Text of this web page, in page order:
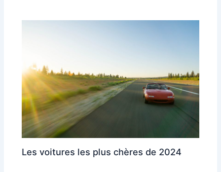
Les voitures les plus chères de 2024